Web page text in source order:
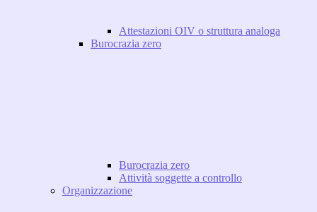
Attestazioni OIV o struttura analoga
Burocrazia zero
Burocrazia zero
Attività soggette a controllo
Organizzazione